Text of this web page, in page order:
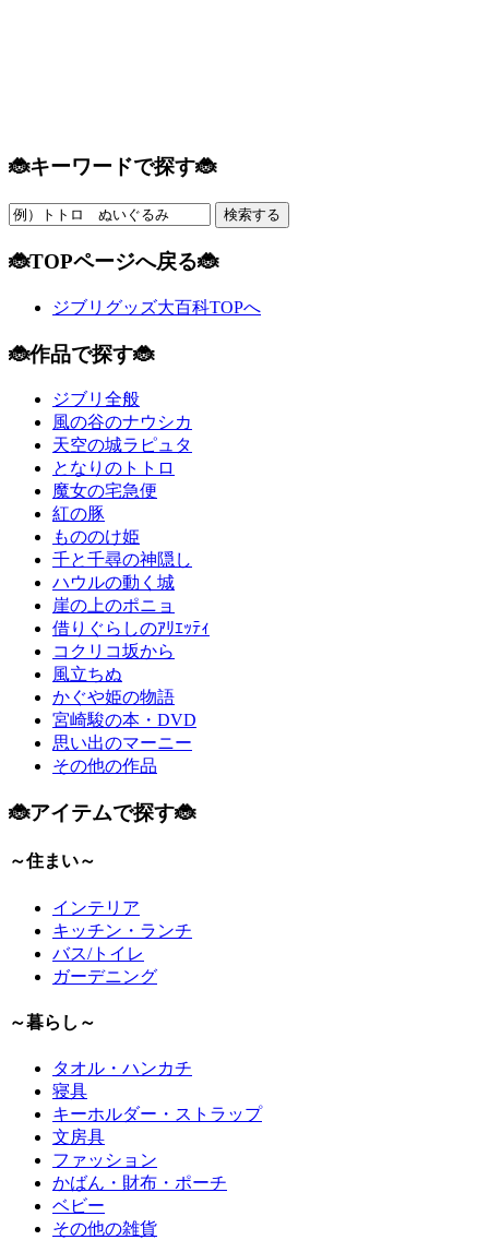
🐞キーワードで探す🐞
🐞TOPページへ戻る🐞
ジブリグッズ大百科TOPへ
🐞作品で探す🐞
ジブリ全般
風の谷のナウシカ
天空の城ラピュタ
となりのトトロ
魔女の宅急便
紅の豚
もののけ姫
千と千尋の神隠し
ハウルの動く城
崖の上のポニョ
借りぐらしのｱﾘｴｯﾃｨ
コクリコ坂から
風立ちぬ
かぐや姫の物語
宮崎駿の本・DVD
思い出のマーニー
その他の作品
🐞アイテムで探す🐞
～住まい～
インテリア
キッチン・ランチ
バス/トイレ
ガーデニング
～暮らし～
タオル・ハンカチ
寝具
キーホルダー・ストラップ
文房具
ファッション
かばん・財布・ポーチ
ベビー
その他の雑貨